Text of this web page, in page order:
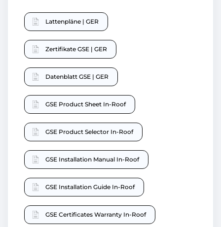
Lattenpläne | GER
Zertifikate GSE | GER
Datenblatt GSE | GER
GSE Product Sheet In-Roof
GSE Product Selector In-Roof
GSE Installation Manual In-Roof
GSE Installation Guide In-Roof
GSE Certificates Warranty In-Roof